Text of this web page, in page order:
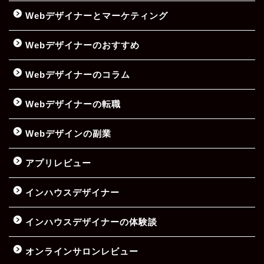
Webデザイナーとマーケティング
Webデザイナーのおすすめ
Webデザイナーのコラム
Webデザイナーの転職
Webデザインの副業
アプリレビュー
インハウスデザイナー
インハウスデザイナーの体験談
オンラインサロンレビュー